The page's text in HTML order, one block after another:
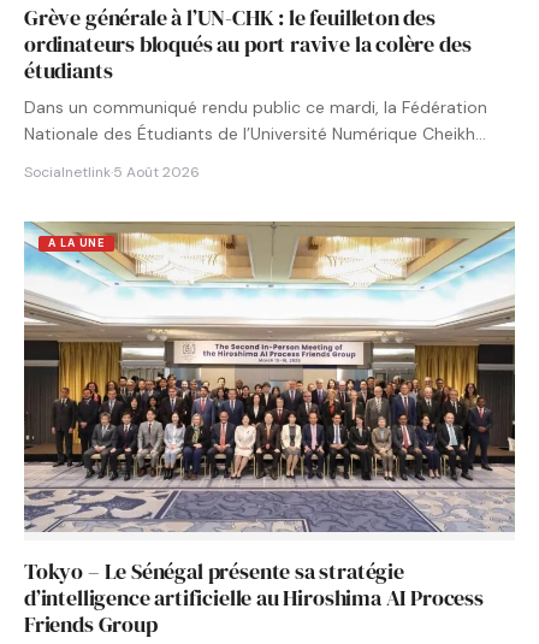
Grève générale à l’UN-CHK : le feuilleton des
ordinateurs bloqués au port ravive la colère des
étudiants
Dans un communiqué rendu public ce mardi, la Fédération
Nationale des Étudiants de l’Université Numérique Cheikh
Socialnetlink·5 Août 2026
A LA UNE
Tokyo – Le Sénégal présente sa stratégie
d’intelligence artificielle au Hiroshima AI Process
Friends Group